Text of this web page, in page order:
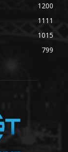
1200
1111
1015
799